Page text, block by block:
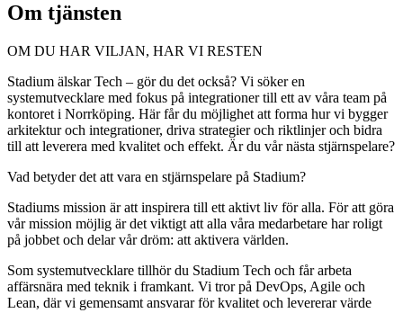
Om tjänsten
OM DU HAR VILJAN, HAR VI RESTEN
Stadium älskar Tech – gör du det också? Vi söker en
systemutvecklare med fokus på integrationer till ett av våra team på
kontoret i Norrköping. Här får du möjlighet att forma hur vi bygger
arkitektur och integrationer, driva strategier och riktlinjer och bidra
till att leverera med kvalitet och effekt. Är du vår nästa stjärnspelare?
Vad betyder det att vara en stjärnspelare på Stadium?
Stadiums mission är att inspirera till ett aktivt liv för alla. För att göra
vår mission möjlig är det viktigt att alla våra medarbetare har roligt
på jobbet och delar vår dröm: att aktivera världen.
Som systemutvecklare tillhör du Stadium Tech och får arbeta
affärsnära med teknik i framkant. Vi tror på DevOps, Agile och
Lean, där vi gemensamt ansvarar för kvalitet och levererar värde